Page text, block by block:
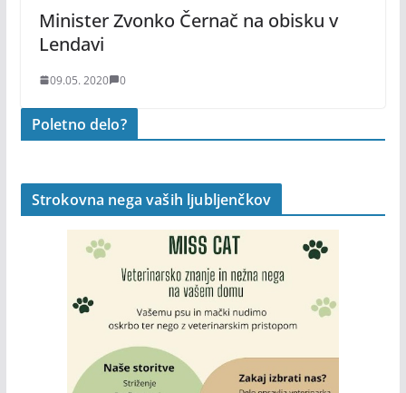
Minister Zvonko Černač na obisku v
Lendavi
09.05. 2020 0
Poletno delo?
Strokovna nega vaših ljubljenčkov